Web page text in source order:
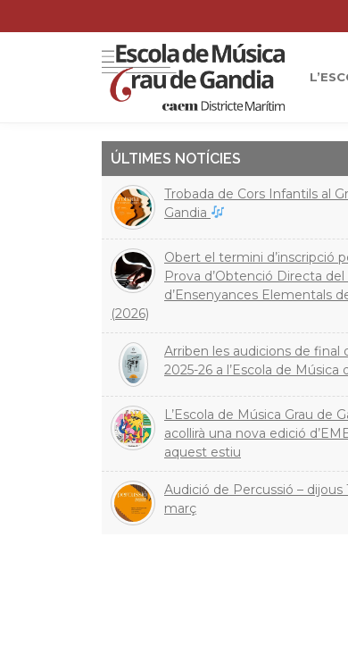
ÚLTIMES NOTÍCIES
Trobada de Cors Infantils al
Gandia
Obert el termini d’inscripció
Prova d’Obtenció Directa
d’Ensenyances Elementals
(2026)
Arriben les audicions de final
2025-26 a l’Escola de Música
L’Escola de Música Grau de
acollirà una nova edició
aquest estiu
Audició de Percussió – dijous
març